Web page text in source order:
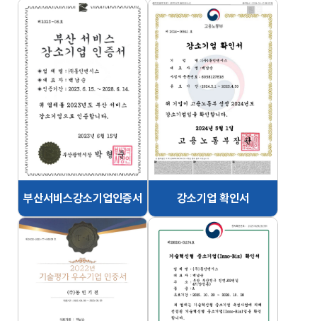
부산서비스강소기업인증서 강소기업 확인서